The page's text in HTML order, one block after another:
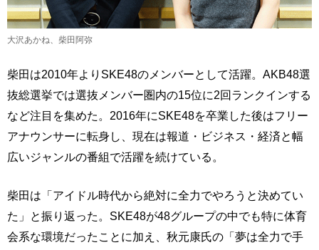
大沢あかね、柴田阿弥
柴田は2010年よりSKE48のメンバーとして活躍。AKB48選
抜総選挙では選抜メンバー圏内の15位に2回ランクインする
など注目を集めた。2016年にSKE48を卒業した後はフリー
アナウンサーに転身し、現在は報道・ビジネス・経済と幅
広いジャンルの番組で活躍を続けている。
柴田は「アイドル時代から絶対に全力でやろうと決めてい
た」と振り返った。SKE48が48グループの中でも特に体育
会系な環境だったことに加え、秋元康氏の「夢は全力で手